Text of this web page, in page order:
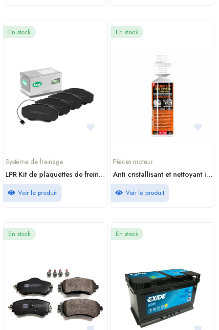
En stock
Système de freinage
LPR Kit de plaquettes de frein frein à disque 05P867
Voir le produit
En stock
Pièces moteur
Anti cristallisant et nettoyant injecteur Adblue 250ml Warm Up
Voir le produit
En stock En stock